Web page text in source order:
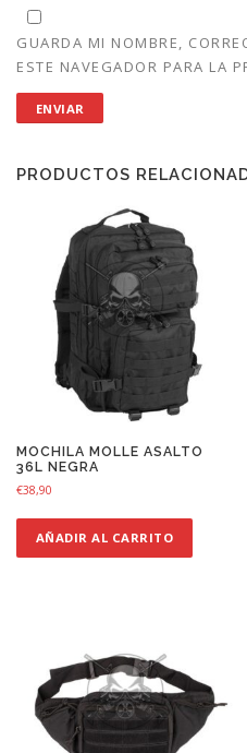
GUARDA MI NOMBRE,
ESTE NAVEGADOR PARA LA
PRODUCTOS
MOCHILA MOLLE ASALTO
36L NEGRA
€38,90
AÑADIR AL CARRITO